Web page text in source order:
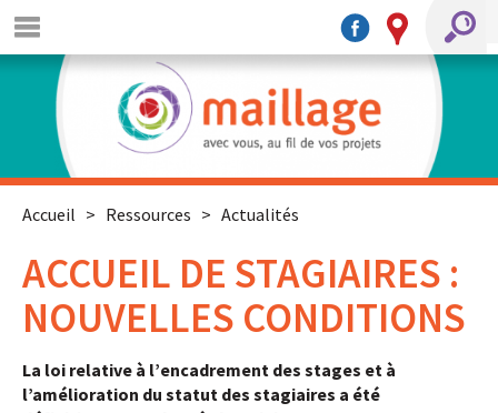
Accueil > Ressources > Actualités
ACCUEIL DE STAGIAIRES :
NOUVELLES CONDITIONS
La loi relative à l’encadrement des stages et à
l’amélioration du statut des stagiaires a été